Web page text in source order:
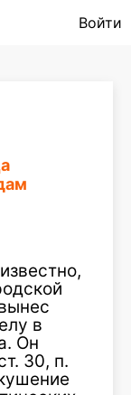
Войти
в
Он
30, п.